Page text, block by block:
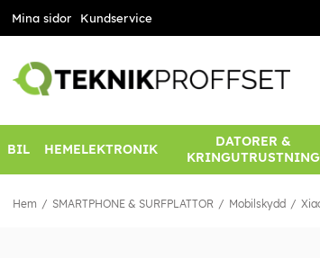
Mina sidor Kundservice
BIL HEMELEKTRONIK
DATORER &
KRINGUTRUSTNING
Hem SMARTPHONE & SURFPLATTOR Mobilskydd